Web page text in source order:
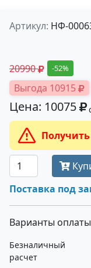
Артикул: НФ-
20990 -52%
Выгода 10915
Цена: 10075
Поставка под
Варианты оплаты
Безналичный
расчет